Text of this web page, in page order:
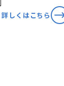
詳しくはこちら